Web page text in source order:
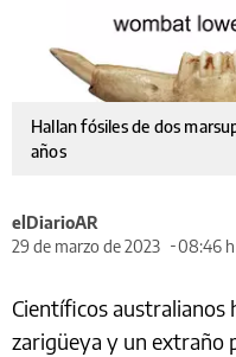
Hallan fósiles de dos
años
elDiarioAR
29 de marzo de 2023
08:46 h
Científicos australianos
zarigüeya y un extraño